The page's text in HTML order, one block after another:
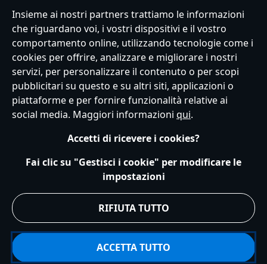
Italy
Servizio Clienti Termini d'Uso Trova Negozio
Mappa del Sito
Normativa Europea sul trattamento dei dati personali
Informativa sulla privacy
Politica dei Cookie
Informativa sulla privacy UE
Termini e Condizioni generali
Gestisci le impostazioni dei Cookies
s172 Statements
Insieme ai nostri partners trattiamo le informazioni
che riguardano voi, i vostri dispositivi e il vostro
comportamento online, utilizzando tecnologie come i
cookies per offrire, analizzare e migliorare i nostri
servizi, per personalizzare il contenuto o per scopi
pubblicitari su questo e su altri siti, applicazioni o
piattaforme e per fornire funzionalità relative ai
social media. Maggiori informazioni qui.
Accetti di ricevere i cookies?
Fai clic su "Gestisci i cookie" per modificare le
impostazioni
RIFIUTA TUTTO
ACCETTA TUTTO